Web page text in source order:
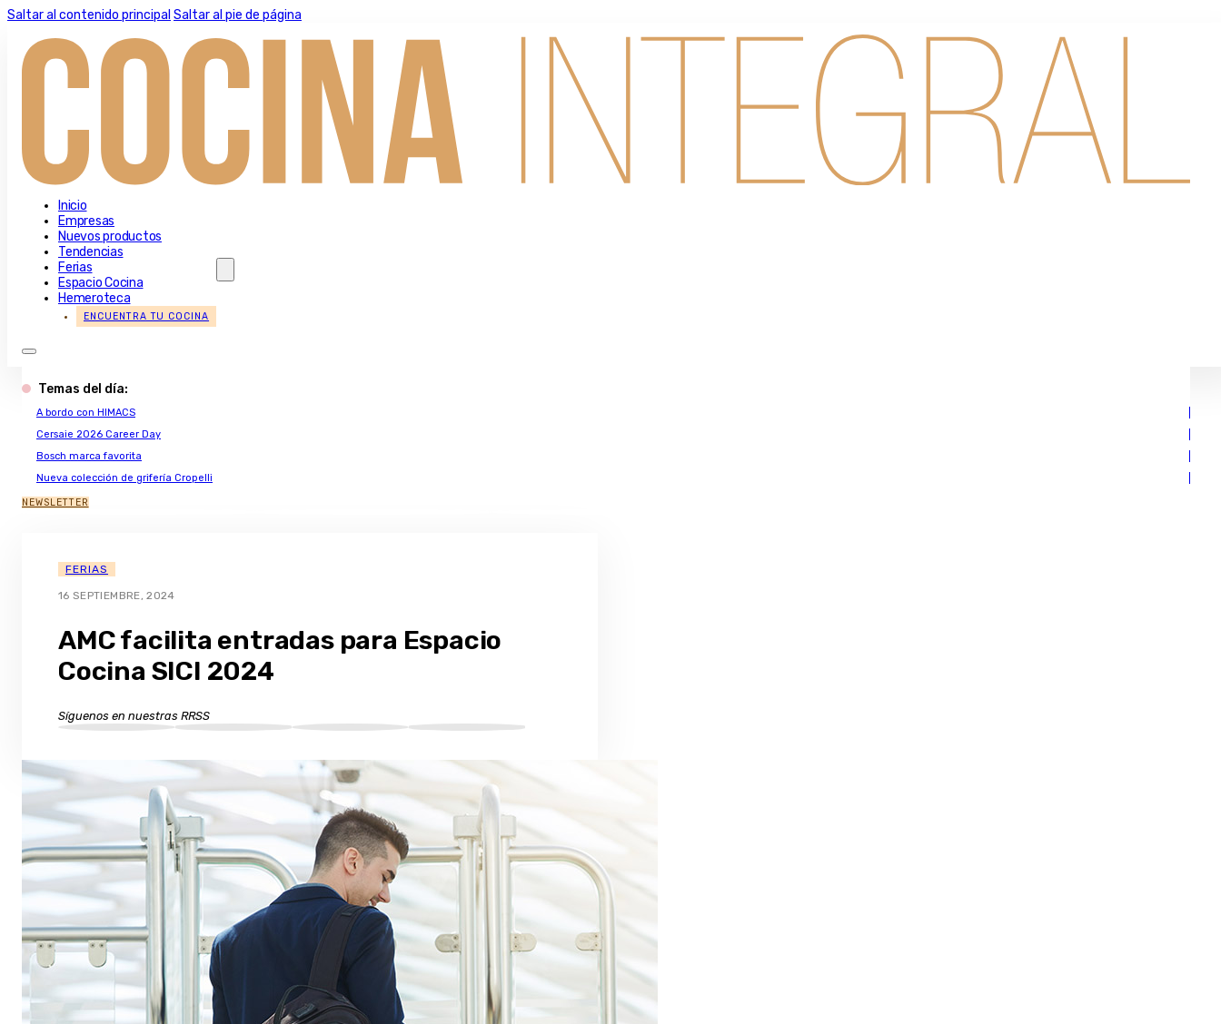
Saltar al contenido principal Saltar al pie de página
Inicio
Empresas
Nuevos productos
Tendencias
Ferias
Espacio Cocina
Hemeroteca
ENCUENTRA TU COCINA
Temas del día:
A bordo con HIMACS
Cersaie 2026 Career Day
Bosch marca favorita
Nueva colección de grifería Cropelli
NEWSLETTER
FERIAS
16 SEPTIEMBRE, 2024
AMC facilita entradas para Espacio
Cocina SICI 2024
Síguenos en nuestras RRSS